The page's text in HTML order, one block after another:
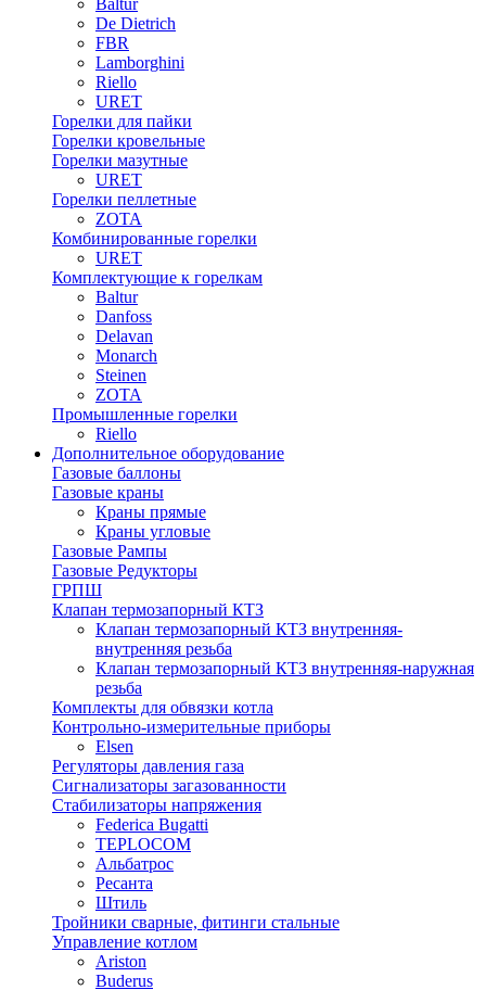
Baltur
De Dietrich
FBR
Lamborghini
Riello
URET
Горелки для пайки
Горелки кровельные
Горелки мазутные
URET
Горелки пеллетные
ZOTA
Комбинированные горелки
URET
Комплектующие к горелкам
Baltur
Danfoss
Delavan
Monarch
Steinen
ZOTA
Промышленные горелки
Riello
Дополнительное оборудование
Газовые баллоны
Газовые краны
Краны прямые
Краны угловые
Газовые Рампы
Газовые Редукторы
ГРПШ
Клапан термозапорный КТЗ
Клапан термозапорный КТЗ внутренняя-
внутренняя резьба
Клапан термозапорный КТЗ внутренняя-наружная
резьба
Комплекты для обвязки котла
Контрольно-измерительные приборы
Elsen
Регуляторы давления газа
Сигнализаторы загазованности
Стабилизаторы напряжения
Federica Bugatti
TEPLOCOM
Альбатрос
Ресанта
Штиль
Тройники сварные, фитинги стальные
Управление котлом
Ariston
Buderus